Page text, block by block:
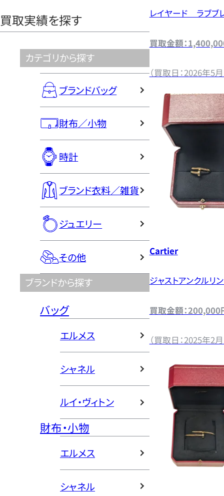
買取実績を探す
カテゴリから探す
ブランドバッグ
財布／小物
時計
ブランド衣料／雑貨
ジュエリー
その他
ブランドから探す
バッグ
エルメス
シャネル
ルイ・ヴィトン
財布・小物
エルメス
シャネル
レイヤード ラブブ
買取金額：
（買取日：2026年5
Cartier
ジャストアンクルリ
買取金額：200,000
（買取日：2025年2